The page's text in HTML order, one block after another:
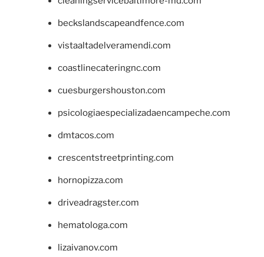
beckslandscapeandfence.com
vistaaltadelveramendi.com
coastlinecateringnc.com
cuesburgershouston.com
psicologiaespecializadaencampeche.com
dmtacos.com
crescentstreetprinting.com
hornopizza.com
driveadragster.com
hematologa.com
lizaivanov.com